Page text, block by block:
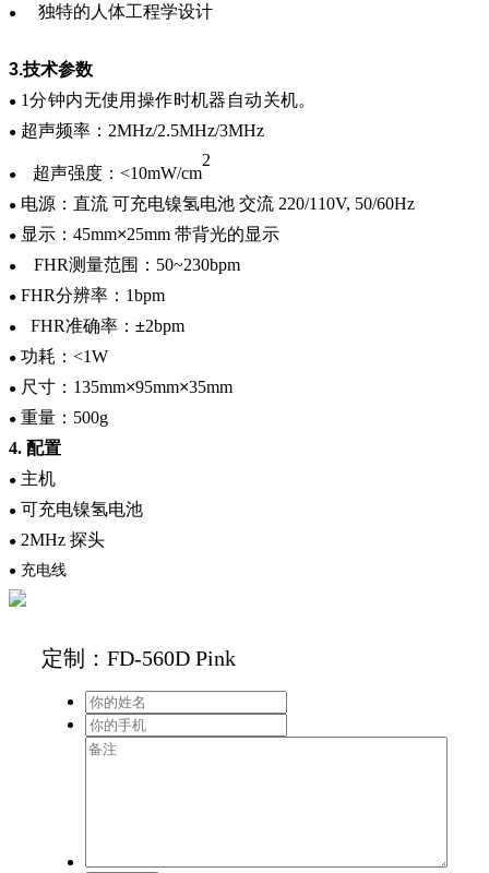
● 独特的人体工程学设计
3.技术参数
● 1分钟内无使用操作时机器自动关机。
● 超声频率： 2MHz/2.5MHz/3MHz
● 超声强度： <10mW/cm
2
● 电源：直流 可充电镍氢电池 交流 220/110V, 50/60Hz
● 显示： 45mm×25mm 带背光的显示
● FHR测量范围： 50~230bpm
● FHR分辨率： 1bpm
● FHR准确率： ±2bpm
● 功耗： <1W
● 尺寸： 135mm×95mm×35mm
● 重量： 500g
4. 配置
● 主机
● 可充电镍氢电池
● 2MHz 探头
● 充电线
定制：FD-560D Pink